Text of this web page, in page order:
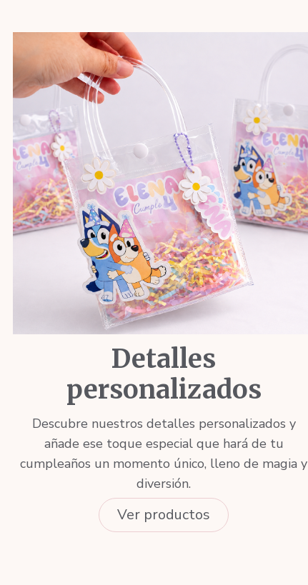
Detalles
personalizados
Descubre nuestros detalles personalizados y
añade ese toque especial que hará de tu
cumpleaños un momento único, lleno de magia y
diversión.
Ver productos